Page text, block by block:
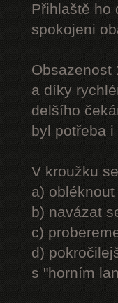
Přihlaště ho
spokojeni
Obsazenost
a díky
delšího
byl potřeba
V kroužku
a)
b) navázat
c)
d)
s "horním